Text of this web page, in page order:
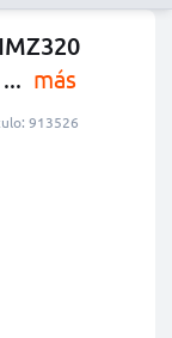
... más
913526